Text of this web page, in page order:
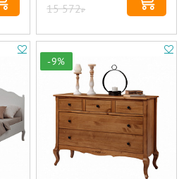
15 572Р
-9%